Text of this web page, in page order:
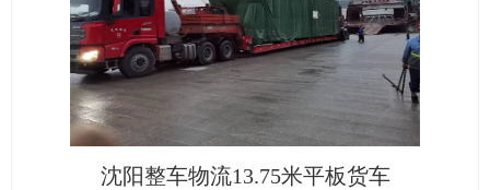
沈阳整车物流13.75米平板货车